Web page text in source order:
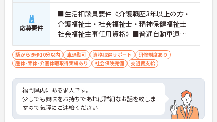
応募要件
■生活相談員要件《介護職歴3年以上の方・
介護福祉士・社会福祉士・精神保健福祉士
社会福祉主事任用資格》■普通自動車運転
免許（AT限定可）
駅から徒歩10分以内 車通勤可 資格取得サポート
研修制度あり
産休･育休･介護休暇取得実績あり
社会保険完備 交通費支給
福岡県内にある求人です。
少しでも興味をお持ちであれば詳細なお話を致しま
すので気軽にご連絡ください